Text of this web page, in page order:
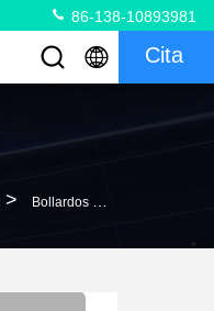
86-138-10893981
Cita
> Bollardos De Acero Inoxidable De Trabajo Pesado De 1000 Mm De Altura 219 Mm De Diámetro Bollardos Fijos